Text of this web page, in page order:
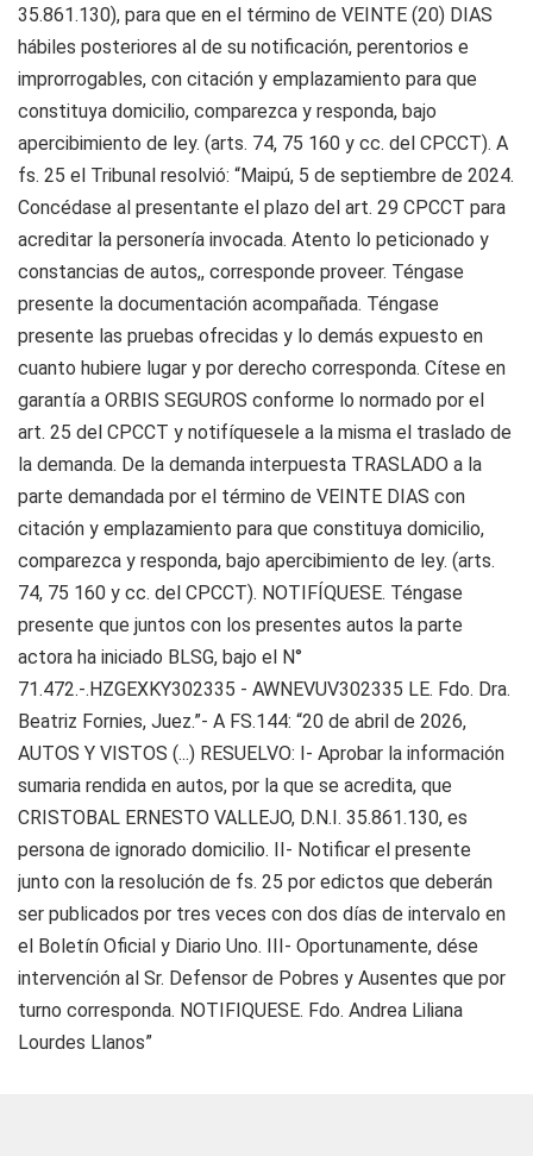
35.861.130), para que en el término de VEINTE (20) DIAS
hábiles posteriores al de su notificación, perentorios e
improrrogables, con citación y emplazamiento para que
constituya domicilio, comparezca y responda, bajo
apercibimiento de ley. (arts. 74, 75 160 y cc. del CPCCT). A
fs. 25 el Tribunal resolvió: “Maipú, 5 de septiembre de 2024.
Concédase al presentante el plazo del art. 29 CPCCT para
acreditar la personería invocada. Atento lo peticionado y
constancias de autos,, corresponde proveer. Téngase
presente la documentación acompañada. Téngase
presente las pruebas ofrecidas y lo demás expuesto en
cuanto hubiere lugar y por derecho corresponda. Cítese en
garantía a ORBIS SEGUROS conforme lo normado por el
art. 25 del CPCCT y notifíquesele a la misma el traslado de
la demanda. De la demanda interpuesta TRASLADO a la
parte demandada por el término de VEINTE DIAS con
citación y emplazamiento para que constituya domicilio,
comparezca y responda, bajo apercibimiento de ley. (arts.
74, 75 160 y cc. del CPCCT). NOTIFÍQUESE. Téngase
presente que juntos con los presentes autos la parte
actora ha iniciado BLSG, bajo el N°
71.472.-.HZGEXKY302335 - AWNEVUV302335 LE. Fdo. Dra.
Beatriz Fornies, Juez.”- A FS.144: “20 de abril de 2026,
AUTOS Y VISTOS (...) RESUELVO: I- Aprobar la información
sumaria rendida en autos, por la que se acredita, que
CRISTOBAL ERNESTO VALLEJO, D.N.I. 35.861.130, es
persona de ignorado domicilio. II- Notificar el presente
junto con la resolución de fs. 25 por edictos que deberán
ser publicados por tres veces con dos días de intervalo en
el Boletín Oficial y Diario Uno. III- Oportunamente, dése
intervención al Sr. Defensor de Pobres y Ausentes que por
turno corresponda. NOTIFIQUESE. Fdo. Andrea Liliana
Lourdes Llanos”